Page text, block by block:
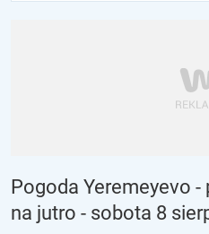
Pogoda Yeremeyevo
na jutro - sobota 8